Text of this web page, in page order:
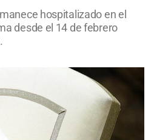
hospitalizado en el
desde el 14 de febrero